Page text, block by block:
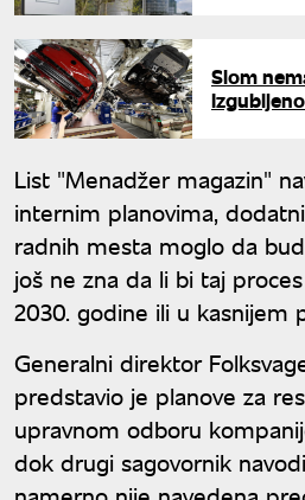
Slom
List "Menadžer magazin"
internim planovima,
radnih mesta moglo da
još ne zna da li bi taj
2030. godine ili u kasnijem
Generalni direktor
predstavio je planove za
upravnom odboru
dok drugi sagovornik